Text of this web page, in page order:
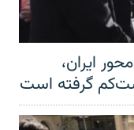
ایران،
گرفته است